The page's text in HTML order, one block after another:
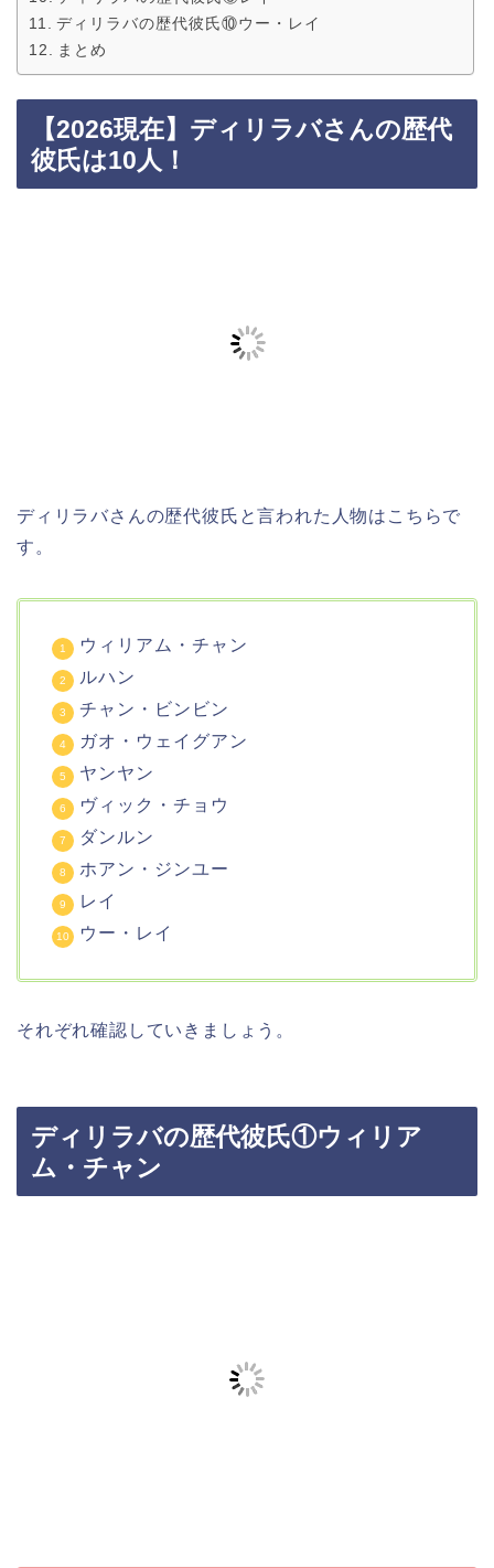
ディリラバの歴代彼氏⑩ウー・レイ
まとめ
【2026現在】ディリラバさんの歴代
彼氏は10人！
ディリラバさんの歴代彼氏と言われた人物はこちらで
す。
ウィリアム・チャン
ルハン
チャン・ビンビン
ガオ・ウェイグアン
ヤンヤン
ヴィック・チョウ
ダンルン
ホアン・ジンユー
レイ
ウー・レイ
それぞれ確認していきましょう。
ディリラバの歴代彼氏①ウィリア
ム・チャン